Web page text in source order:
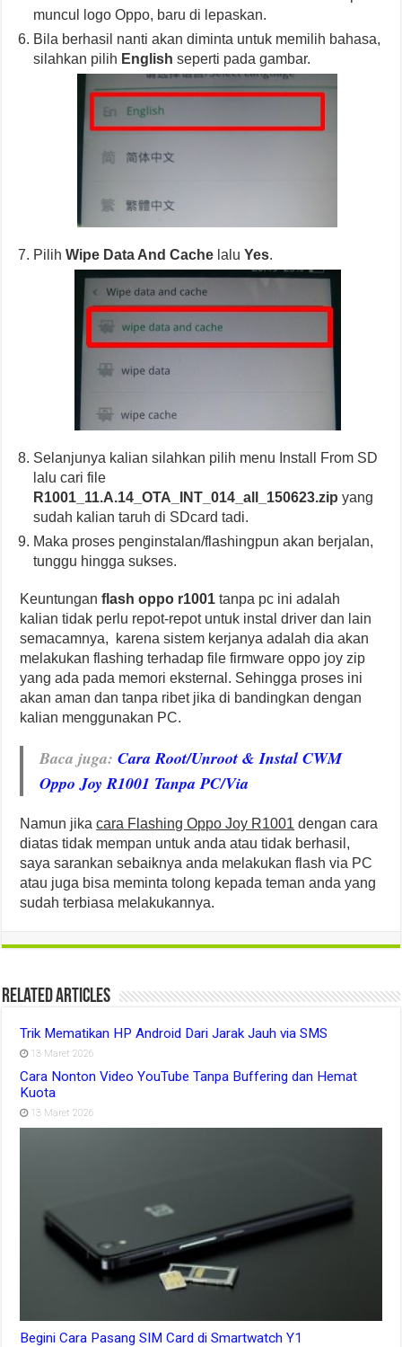
muncul logo Oppo, baru di lepaskan.
Bila berhasil nanti akan diminta untuk memilih bahasa,
silahkan pilih English seperti pada gambar.
PilihWipe Data And Cache laluYes.
Selanjunya kalian silahkan pilih menu Install From SD
lalu cari file
R1001_11.A.14_OTA_INT_014_all_150623.zip yang
sudah kalian taruh di SDcard tadi.
Maka proses penginstalan/flashingpun akan berjalan,
tunggu hingga sukses.
Keuntunganflash oppo r1001 tanpa pc ini adalah
kalian tidak perlu repot-repot untuk instal driver dan lain
semacamnya, karena sistem kerjanya adalah dia akan
melakukan flashing terhadap file firmware oppo joy zip
yang ada pada memori eksternal. Sehingga proses ini
akan aman dan tanpa ribet jika di bandingkan dengan
kalian menggunakan PC.
Baca juga:Cara Root/Unroot & Instal CWM
Oppo Joy R1001 Tanpa PC/Via
Namun jikacara Flashing Oppo Joy R1001 dengan cara
diatas tidak mempan untuk anda atau tidak berhasil,
saya sarankan sebaiknya anda melakukan flash via PC
atau juga bisa meminta tolong kepada teman anda yang
sudah terbiasa melakukannya.
Related Articles
Trik Mematikan HP Android Dari Jarak Jauh via SMS
13 Maret 2026
Cara Nonton Video YouTube Tanpa Buffering dan Hemat
Kuota
13 Maret 2026
Begini Cara Pasang SIM Card di Smartwatch Y1